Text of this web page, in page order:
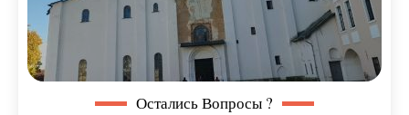
Остались Вопросы ?